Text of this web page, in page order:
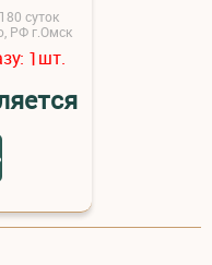
180 суток
РФ г.Омск
1шт.